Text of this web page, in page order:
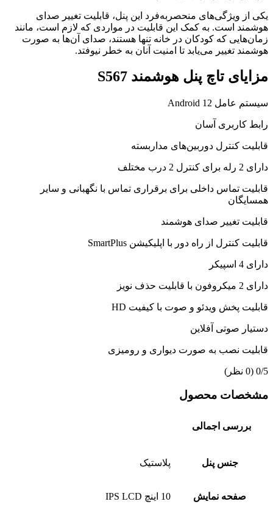
یکی از ویژگی‌های منحصربه‌فرد این پنل، قابلیت تغییر صدای
هوشمند است. به کمک این قابلیت در مواردی که لازم است، مانند
زمان‌هایی که کودکان در خانه تنها هستند، صدای آن‌ها به صورت
هوشمند تغییر می‌یابد تا امنیت آنان به خطر نیوفتد.
مزایای تاچ پنل هوشمند S567
سیستم عامل Android 12
رابط کاربری آسان
قابلیت کنترل دوربین‌های مداربسته
دارای 2 رله برای کنترل 2 درب مختلف
قابلیت تماس داخلی برای برقراری تماس با نگهبانی و سایر
همسایگان
قابلیت تغییر صدای هوشمند
قابلیت کنترل از راه دور با اپلیکیشن SmartPlus
دارای 4 اسپیکر
دارای 2 میکروفون با قابلیت حذف نویز
قابلیت پخش ویدئو و صوت با کیفیت HD
دستیار صوتی آفلاین
قابلیت نصب به صورت دیواری و رومیزی
‫0/5 ‫(0 نظر)
مشخصات محصول
بررسی اجمالی
جنس پنل پلاستیک
صفحه نمایش 10 اینچ IPS LCD